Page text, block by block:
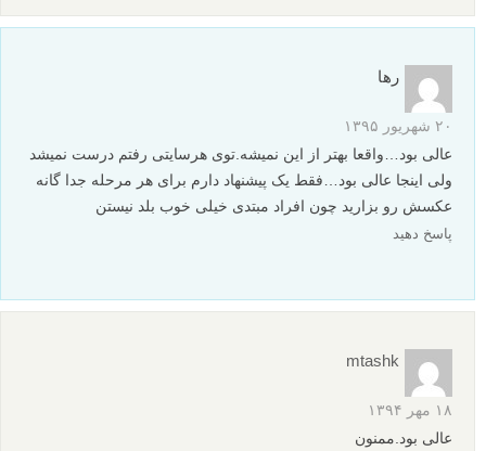
رها
۲۰ شهریور ۱۳۹۵
عالی بود…واقعا بهتر از این نمیشه.توی هرسایتی رفتم درست نمیشد
ولی اینجا عالی بود…فقط یک پیشنهاد دارم برای هر مرحله جدا گانه
عکسش رو بزارید چون افراد مبتدی خیلی خوب بلد نیستن
پاسخ دهید
mtashk
۱۸ مهر ۱۳۹۴
عالی بود.ممنون